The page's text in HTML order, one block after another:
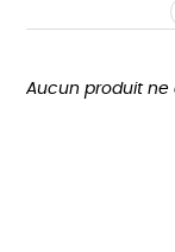
PAPETERIE
Prix : du + cher au
Plus de 200€
Aucun produit ne